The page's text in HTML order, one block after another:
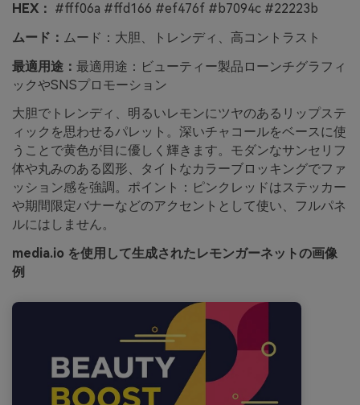
HEX： #fff06a #ffd166 #ef476f #b7094c #22223b
ムード： ムード：大胆、トレンディ、高コントラスト
最適用途： 最適用途：ビューティー製品ローンチグラフィ
ックやSNSプロモーション
大胆でトレンディ、明るいレモンにツヤのあるリップステ
ィックを思わせるパレット。深いチャコールをベースに使
うことで黄色が目に優しく輝きます。モダンなサンセリフ
体や丸みのある図形、タイトなカラーブロッキングでファ
ッション感を強調。ポイント：ピンクレッドはステッカー
や期間限定バナーなどのアクセントとして使い、フルパネ
ルにはしません。
media.io を使用して生成されたレモンガーネットの画像
例